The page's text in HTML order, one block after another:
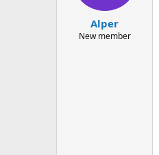
ı
ç
t
Alper
New member